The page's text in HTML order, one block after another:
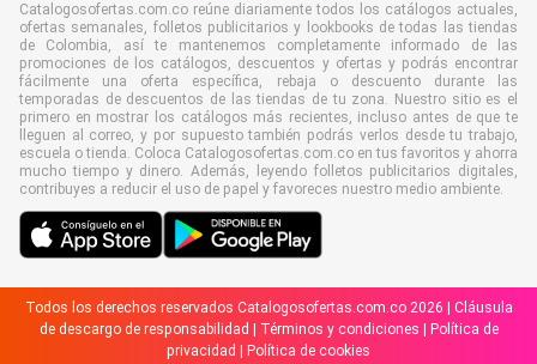
Catalogosofertas.com.co reúne diariamente todos los catálogos actuales,
ofertas semanales, folletos publicitarios y lookbooks de todas las tiendas
de Colombia, así te mantenemos completamente informado de las
promociones de los catálogos, descuentos y ofertas y podrás encontrar
fácilmente una oferta específica, rebaja o descuento durante las
temporadas de descuentos de las tiendas de tu zona. Nuestro sitio es el
primero en mostrar los catálogos más recientes, incluso antes de que te
lleguen al correo, y por supuesto también podrás verlos desde tu trabajo,
escuela o tienda. Coloca Catalogosofertas.com.co en tus favoritos y ahorra
mucho tiempo y dinero. Además, leyendo folletos publicitarios digitales,
contribuyes a reducir el uso de papel y favoreces nuestro medio ambiente.
Todos los derechos reservados Catalogosofertas.com.co 2026 | Cláusula
de descargo de responsabilidad
Términos y condiciones
Política de
privacidad
Política de cookies